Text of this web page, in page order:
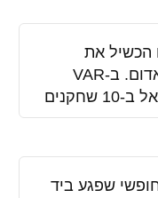
הכשיל את
סיגורדסון וטיילור שלף לעברו אדום. ב-VAR
שפגע ביד